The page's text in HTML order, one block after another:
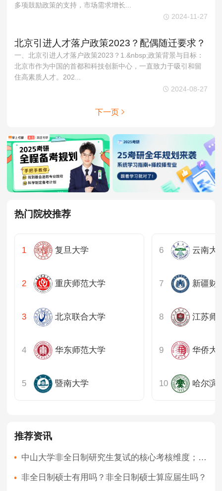
多项鼓励政策的支持，市场需求增长...
2024-11-27
北京引进人才落户政策2023？配偶随迁要求？
一、北京引进人才落户政策2023？1.&nbsp;政策背景与目标：
北京市作为中国的首都和科技创新中心，一直致力于吸引和留
住高素质人才。202...
2024-08-27
下一页
热门院校推荐
复旦大学
重庆师范大学
北京联合大学
华东师范大学
暨南大学
云南大
新疆财
江苏师
华侨大
哈尔滨
推荐资讯
中山大学非全日制研究生复试的核心考核维度；2026年热门专业复试竞争态势
非全日制硕士有用吗？非全日制硕士算应届生吗？